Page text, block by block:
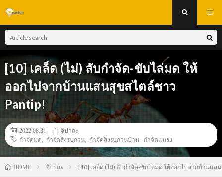
[10] เคล็ด (ไม่) ลับกำจัด-ขับไล่มด ให้
ออกไปจากบ้านแสนสุขสไตล์ชาว
Pantip!
2022.08.31
จิปาถะ
กำจัดมด
กำจัดสิ่งรบกวน กำจัดสิ่งรบกวนบ้าน กำจัดแมลง
HOME จิปาถะ [10] เคล็ด (ไม่) ลับกำจัด-ขับไล่มด ให้ออกไปจากบ้านแส